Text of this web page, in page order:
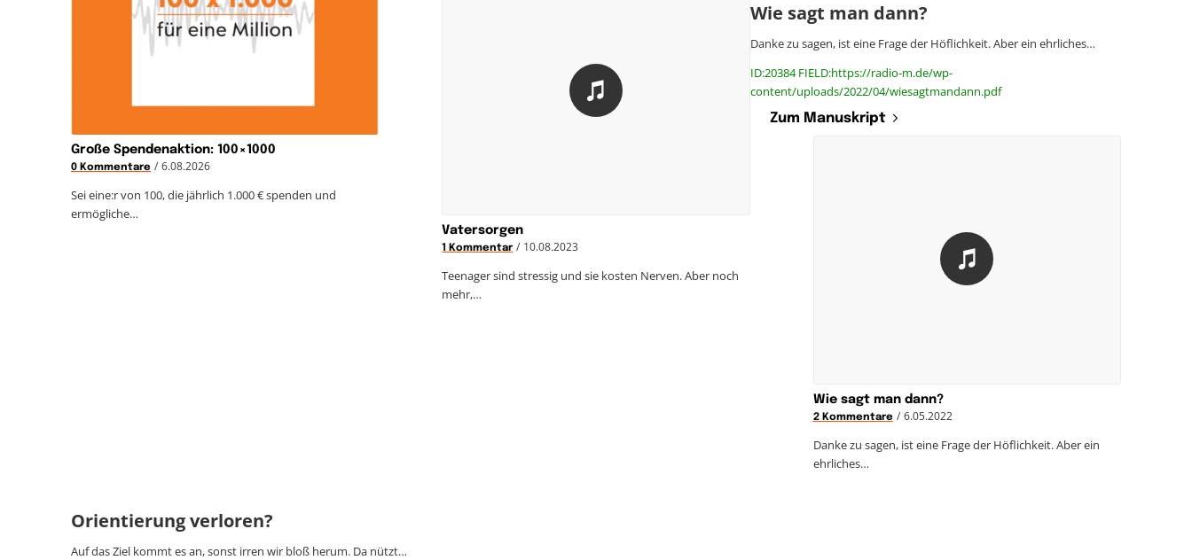
Große Spendenaktion: 100×1000
0 Kommentare / 6.08.2026
Sei eine:r von 100, die jährlich 1.000 € spenden und
ermögliche…
Vatersorgen
1 Kommentar / 10.08.2023
Teenager sind stressig und sie kosten Nerven. Aber noch
mehr,…
Wie sagt man dann?
Danke zu sagen, ist eine Frage der Höflichkeit. Aber ein ehrliches…
ID:20384 FIELD:https://radio-m.de/wp-
content/uploads/2022/04/wiesagtmandann.pdf
Zum Manuskript
Wie sagt man dann?
2 Kommentare / 6.05.2022
Danke zu sagen, ist eine Frage der Höflichkeit. Aber ein
ehrliches…
Orientierung verloren?
Auf das Ziel kommt es an, sonst irren wir bloß herum. Da nützt…